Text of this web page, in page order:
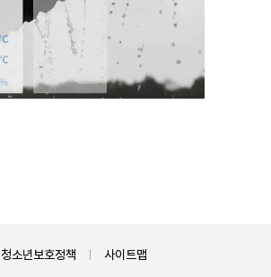
청소년보호정책 사이트맵